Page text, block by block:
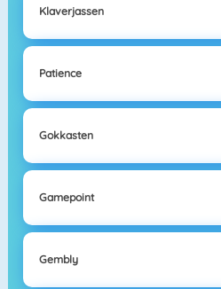
Klaverjassen
Patience
Gokkasten
Gamepoint
Gembly